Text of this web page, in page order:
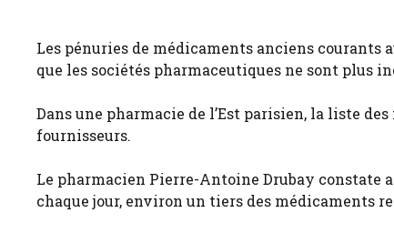
Les pénuries de médicaments anciens
que les sociétés pharmaceutiques ne sont plus
Dans une pharmacie de l’Est parisien, la liste
fournisseurs.
Le pharmacien Pierre-Antoine Drubay constate
chaque jour, environ un tiers des médicaments